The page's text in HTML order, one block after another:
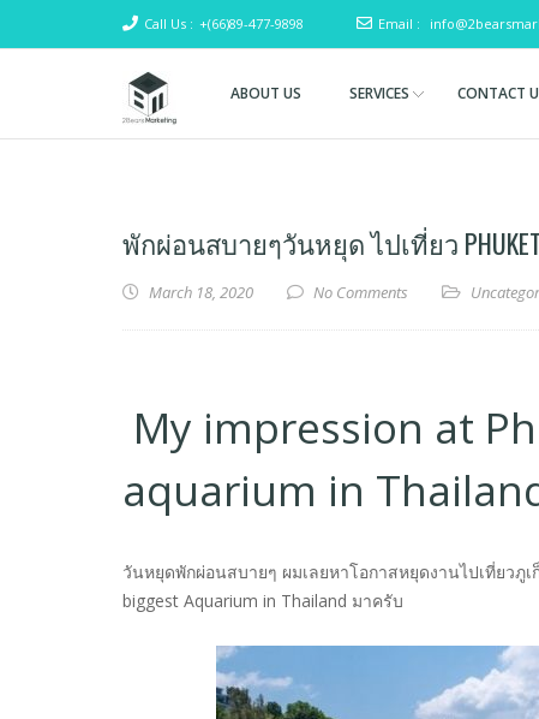
Call Us : +(66)89-477-9898 Email :
Two
(SEO)
& Digital
Marketing
ABOUT US SERVICES CONTACT
พักผ่อนสบายๆวันหยุด ไปเที่ยว PHUKET
March 18, 2020 No Comments
My impression at
aquarium in
วันหยุดพักผ่อนสบายๆ ผมเลยหาโอกาสหยุดงานไปเที่ยวภู
biggest Aquarium in Thailand มาครับ